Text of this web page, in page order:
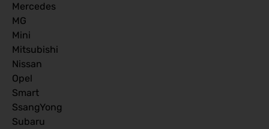
Mercedes
MG
Mini
Mitsubishi
Nissan
Opel
Smart
SsangYong
Subaru